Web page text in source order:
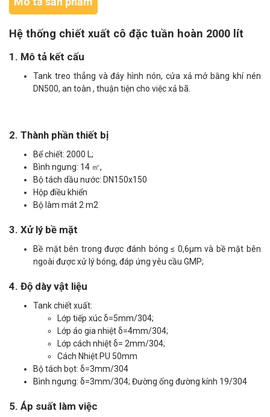
Hệ thống chiết xuất cô đặc tuần hoàn 2000 lít
1. Mô tả kết cấu
Tank treo thẳng và đáy hình nón, cửa xả mở bằng khí nén
DN500, an toàn , thuận tiện cho việc xả bã.
2. Thành phần thiết bị
Bể chiết: 2000 L;
​​Bình ngưng: 14 ㎡,
Bộ tách dầu nước: DN150x150
Hộp điều khiển
Bộ làm mát 2 m2
3. Xử lý bề mặt
Bề mặt bên trong được đánh bóng ≤ 0,6μm và bề mặt bên
ngoài được xử lý bóng, đáp ứng yêu cầu GMP;
4. Độ dày vật liệu
Tank chiết xuất:
Lớp tiếp xúc δ=5mm/304;
Lớp áo gia nhiệt δ=4mm/304;
Lớp cách nhiệt δ= 2mm/304;
Cách Nhiệt PU 50mm
Bộ tách bọt: δ=3mm/304
Bình ngưng: δ=3mm/304; Đường ống đường kính 19/304
5. Áp suất làm việc